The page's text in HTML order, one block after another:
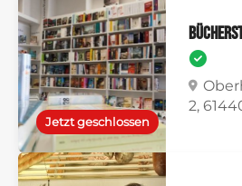
Jetzt geschlossen
2,